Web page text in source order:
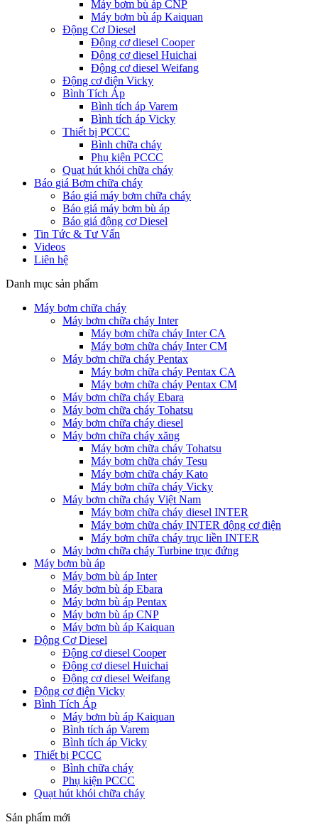
Máy bơm bù áp CNP
Máy bơm bù áp Kaiquan
Động Cơ Diesel
Động cơ diesel Cooper
Động cơ diesel Huichai
Động cơ diesel Weifang
Động cơ điện Vicky
Bình Tích Áp
Bình tích áp Varem
Bình tích áp Vicky
Thiết bị PCCC
Bình chữa cháy
Phụ kiện PCCC
Quạt hút khói chữa cháy
Báo giá Bơm chữa cháy
Báo giá máy bơm chữa cháy
Báo giá máy bơm bù áp
Báo giá động cơ Diesel
Tin Tức & Tư Vấn
Videos
Liên hệ
Danh mục sản phẩm
Máy bơm chữa cháy
Máy bơm chữa cháy Inter
Máy bơm chữa cháy Inter CA
Máy bơm chữa cháy Inter CM
Máy bơm chữa cháy Pentax
Máy bơm chữa cháy Pentax CA
Máy bơm chữa cháy Pentax CM
Máy bơm chữa cháy Ebara
Máy bơm chữa cháy Tohatsu
Máy bơm chữa cháy diesel
Máy bơm chữa cháy xăng
Máy bơm chữa cháy Tohatsu
Máy bơm chữa cháy Tesu
Máy bơm chữa cháy Kato
Máy bơm chữa cháy Vicky
Máy bơm chữa cháy Việt Nam
Máy bơm chữa cháy diesel INTER
Máy bơm chữa cháy INTER động cơ điện
Máy bơm chữa cháy trục liền INTER
Máy bơm chữa cháy Turbine trục đứng
Máy bơm bù áp
Máy bơm bù áp Inter
Máy bơm bù áp Ebara
Máy bơm bù áp Pentax
Máy bơm bù áp CNP
Máy bơm bù áp Kaiquan
Động Cơ Diesel
Động cơ diesel Cooper
Động cơ diesel Huichai
Động cơ diesel Weifang
Động cơ điện Vicky
Bình Tích Áp
Máy bơm bù áp Kaiquan
Bình tích áp Varem
Bình tích áp Vicky
Thiết bị PCCC
Bình chữa cháy
Phụ kiện PCCC
Quạt hút khói chữa cháy
Sản phẩm mới